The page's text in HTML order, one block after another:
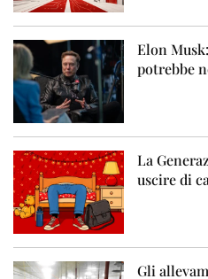
Elon
potrebbe
La
uscire di
Gli